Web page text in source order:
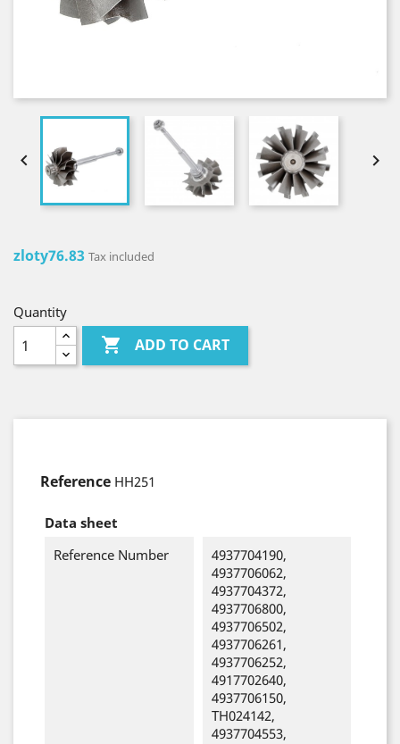
 
zloty76.83 Tax included
Quantity
 ADD TO CART
Reference HH251
Data sheet
Reference Number
4937704190,
4937706062,
4937704372,
4937706800,
4937706502,
4937706261,
4937706252,
4917702640,
4937706150,
TH024142,
4937704553,